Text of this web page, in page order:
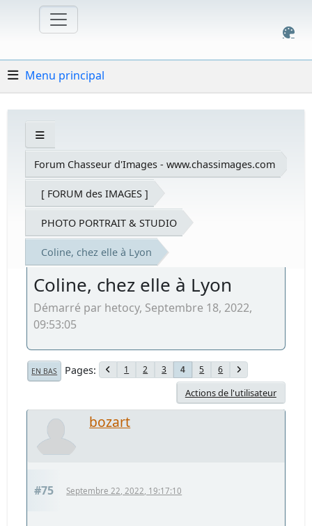
Menu principal
Forum Chasseur d'Images - www.chassimages.com
[ FORUM des IMAGES ]
PHOTO PORTRAIT & STUDIO
Coline, chez elle à Lyon
Coline, chez elle à Lyon
Démarré par hetocy, Septembre 18, 2022,
09:53:05
EN BAS Pages 1 2 3 4 5 6
Actions de l'utilisateur
bozart
#75 Septembre 22, 2022, 19:17:10